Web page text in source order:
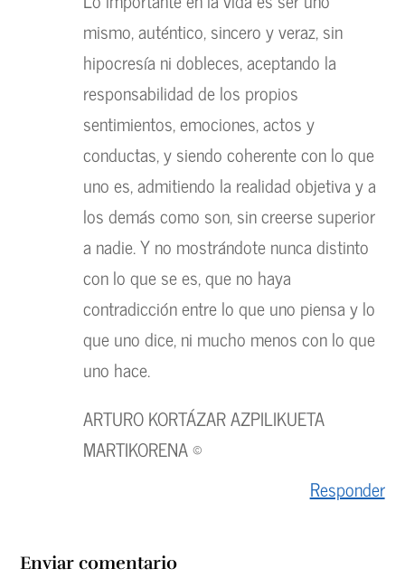
mismo, auténtico, sincero y veraz, sin
hipocresía ni dobleces, aceptando la
responsabilidad de los propios
sentimientos, emociones, actos y
conductas, y siendo coherente con lo que
uno es, admitiendo la realidad objetiva y a
los demás como son, sin creerse superior
a nadie. Y no mostrándote nunca distinto
con lo que se es, que no haya
contradicción entre lo que uno piensa y lo
que uno dice, ni mucho menos con lo que
uno hace.
ARTURO KORTÁZAR AZPILIKUETA
MARTIKORENA ©
Responder
Enviar comentario